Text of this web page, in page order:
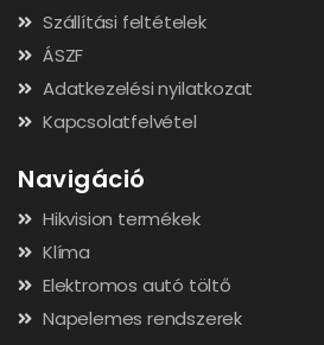
Szállítási feltételek
ÁSZF
Adatkezelési nyilatkozat
Kapcsolatfelvétel
Navigáció
Hikvision termékek
Klíma
Elektromos autó töltő
Napelemes rendszerek